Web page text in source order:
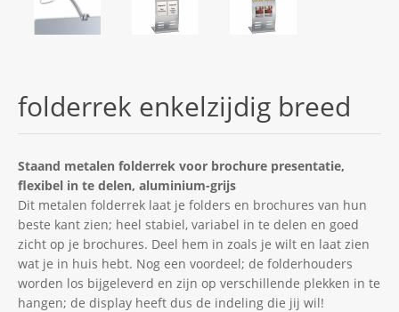
folderrek enkelzijdig breed
Staand metalen folderrek voor brochure presentatie,
flexibel in te delen, aluminium-grijs
Dit metalen folderrek laat je folders en brochures van hun
beste kant zien; heel stabiel, variabel in te delen en goed
zicht op je brochures. Deel hem in zoals je wilt en laat zien
wat je in huis hebt. Nog een voordeel; de folderhouders
worden los bijgeleverd en zijn op verschillende plekken in te
hangen; de display heeft dus de indeling die jij wil!